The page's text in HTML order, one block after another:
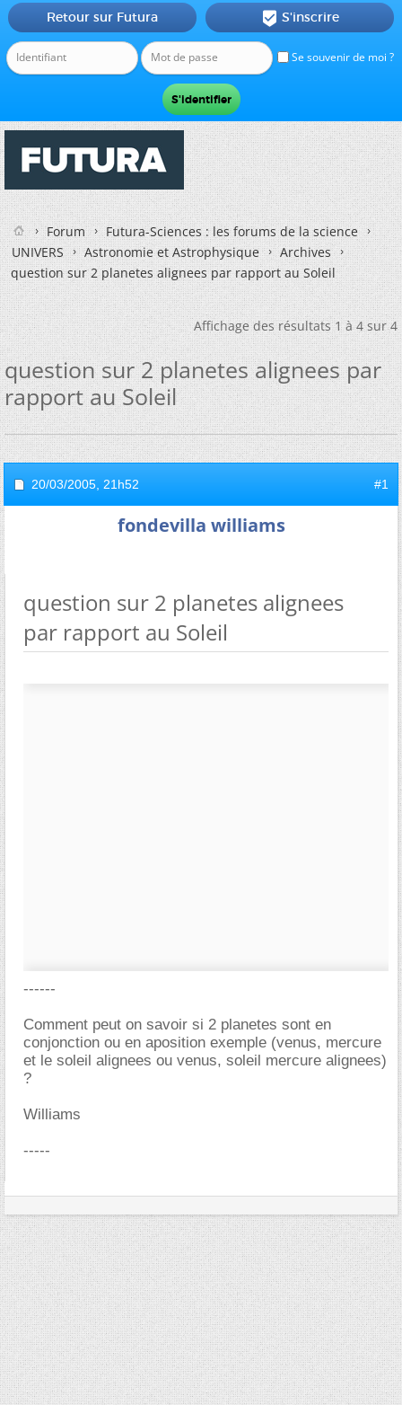
Se souvenir de moi ?
Retour sur Futura  S'inscrire
Forum
Futura-Sciences : les forums de la science
UNIVERS
Astronomie et Astrophysique
Archives
question sur 2 planetes alignees par rapport au Soleil
Affichage des résultats 1 à 4 sur 4
question sur 2 planetes alignees par
rapport au Soleil
20/03/2005, 21h52 #1
fondevilla williams
question sur 2 planetes alignees
par rapport au Soleil
------
Comment peut on savoir si 2 planetes sont en
conjonction ou en aposition exemple (venus, mercure
et le soleil alignees ou venus, soleil mercure alignees)
?
Williams
-----